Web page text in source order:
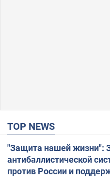
TOP NEWS
"Защита нашей жизни":
антибаллистической
против России и